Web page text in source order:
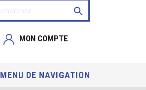

MON COMPTE
MENU DE NAVIGATION